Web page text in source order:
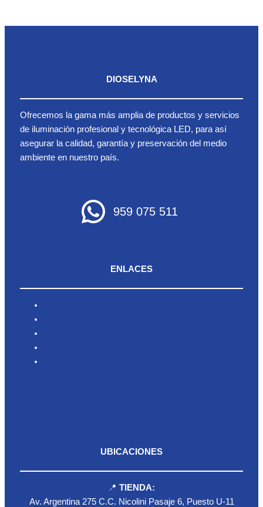
DIOSELYNA
Ofrecemos la gama más amplia de productos y servicios
de iluminación profesional y tecnológica LED, para así
asegurar la calidad, garantía y preservación del medio
ambiente en nuestro país.
959 075 511
ENLACES
UBICACIONES
📍 TIENDA:
Av. Argentina 275 C.C. Nicolini Pasaje 6, Puesto U-11